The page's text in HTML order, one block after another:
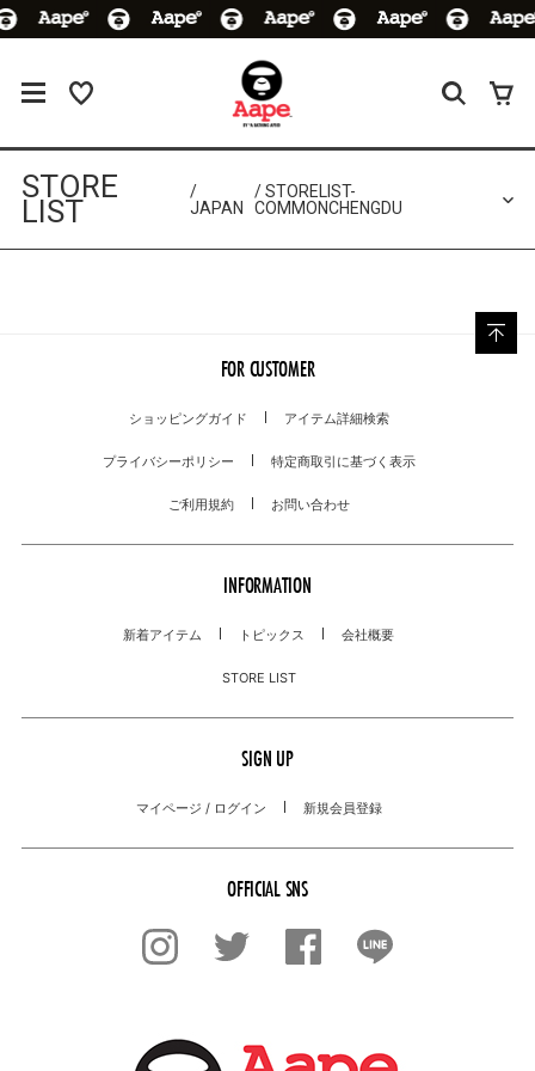
STORE
LIST JAPAN
STORELIST-
COMMONCHENGDU
FOR CUSTOMER
ショッピングガイド アイテム詳細検索
プライバシーポリシー 特定商取引に基づく表示
ご利用規約 お問い合わせ
INFORMATION
新着アイテム トピックス 会社概要
STORE LIST
SIGN UP
マイページ / ログイン 新規会員登録
OFFICIAL SNS